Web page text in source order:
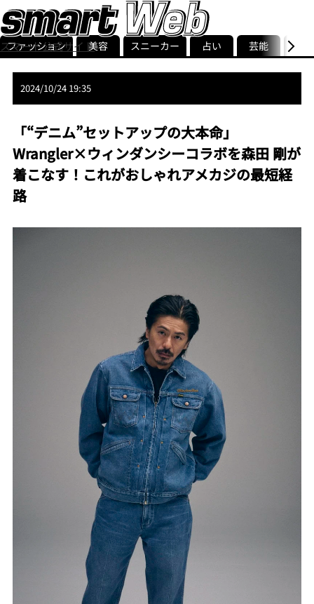
スマート公式サイト
smart最新号
記事一覧ランキング
ストリ
ファッション 美容 スニーカー 占い 芸能 グル
2024/10/24 19:35
「“デニム”セットアップの大本命」
Wrangler×ウィンダンシーコラボを森田 剛が
着こなす！これがおしゃれアメカジの最短経
路